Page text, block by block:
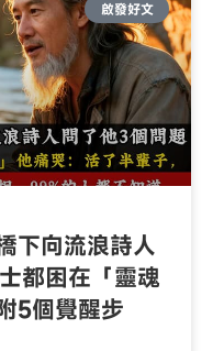
啟發好文
下向流浪詩人
都困在「靈魂
5個覺醒步